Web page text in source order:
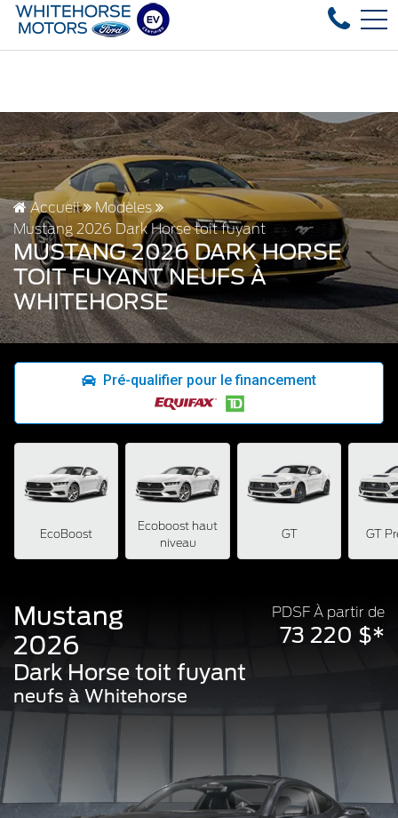
vehicles in stock, fast delivery! Text our after-sales
4178 4th ave, Whitehorse, YT, CA Y1A 1J6
EN
Accueil
Modèles
Mustang 2026 Dark Horse toit fuyant
MUSTANG 2026 DARK HORSE
TOIT FUYANT NEUFS À
WHITEHORSE
Pré-qualifier pour le financement
EcoBoost
Ecoboost haut
niveau
GT GT
PDSF À partir de
73 220 $*
Mustang
2026
Dark Horse toit fuyant
neufs à Whitehorse